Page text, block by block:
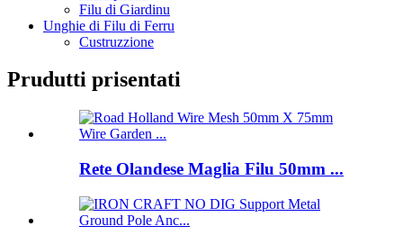
Filu di Giardinu
Unghie di Filu di Ferru
Custruzzione
Prudutti prisentati
Rete Olandese Maglia Filu 50mm ...